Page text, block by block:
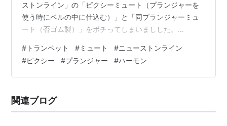
ストンライン」の「ピクシーミュート（プランジャーを
使う時にベルの中に仕込む）」と「同プランジャーミュ
ート（否ゴム製）」をポチってしまいましした。
で「画像」をスクショして貼り付けておきます。 ピクシ
ーミュート プランジャーミュート あ、ハーマン社製の
「ワウワウミュート」は「滑り落ち防止」のために ハー
ナンダイモンと化したようです。
# トランペット #ミュート #ニューストンライン
#ピクシー #プランジャー #ハーモン
関連ブログ